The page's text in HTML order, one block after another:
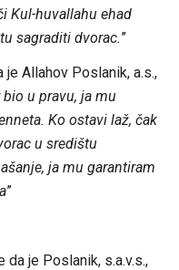
Kul-huvallahu ehad
sagraditi dvorac.”
je Allahov Poslanik, a.s.,
u pravu, ja mu
Ko ostavi laž, čak
u središtu
ja mu garantiram
”
da je Poslanik, s.a.v.s.,